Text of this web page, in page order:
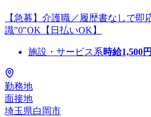
【急募】介護職／履歴書なしで
識"0"OK【日払いOK】
施設・サービス系時給1,500
勤務地
面接地
埼玉県白岡市